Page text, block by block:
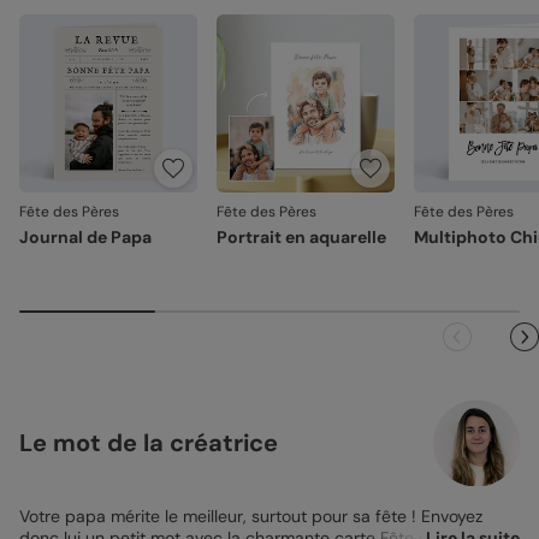
Fête des Pères
Journal de Papa
Fête des Pères
Portrait en aquarelle
Fête des Pères
Multiphoto
Le mot de la créatrice
Votre papa mérite le meilleur, surtout pour sa fête ! Envoyez